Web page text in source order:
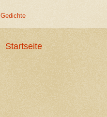
Gedichte
Startseite